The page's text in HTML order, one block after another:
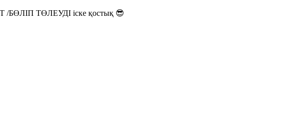
/БӨЛІП ТӨЛЕУДІ іске қостық 😎